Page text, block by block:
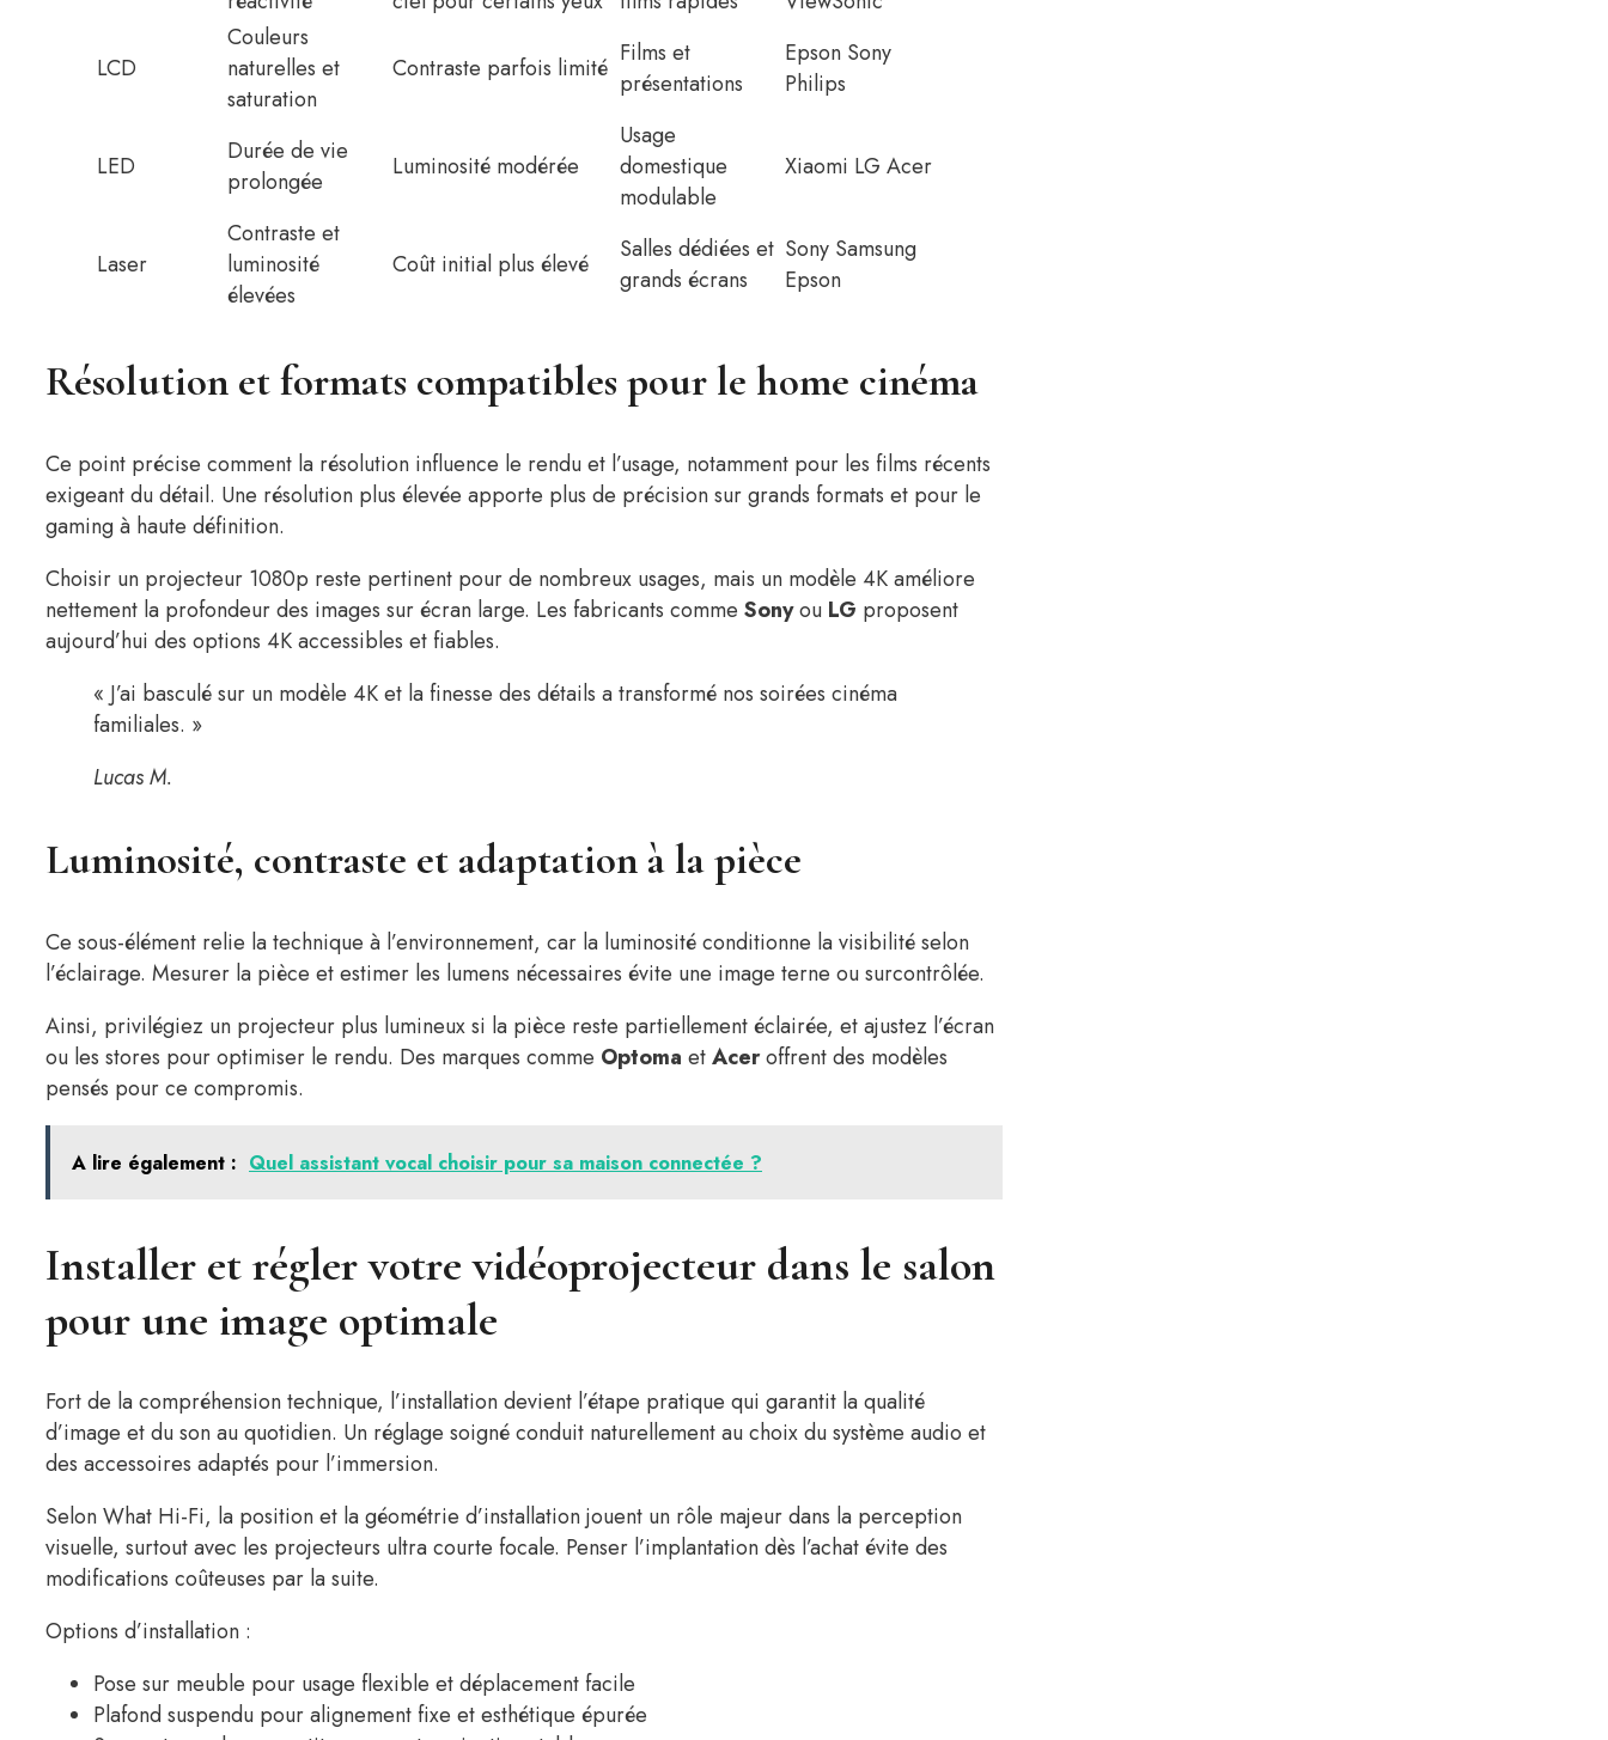
LCD
Couleurs
naturelles et
saturation
Contraste parfois limité Films et
présentations
Epson Sony
Philips
LED
Durée de vie
prolongée
Luminosité modérée
Usage
domestique
modulable
Xiaomi LG Acer
Laser
Contraste et
luminosité
élevées
Coût initial plus élevé
Salles dédiées et
grands écrans
Sony Samsung
Epson
Résolution et formats compatibles pour le home cinéma
Ce point précise comment la résolution influence le rendu et l’usage, notamment pour les films récents
exigeant du détail. Une résolution plus élevée apporte plus de précision sur grands formats et pour le
gaming à haute définition.
Choisir un projecteur 1080p reste pertinent pour de nombreux usages, mais un modèle 4K améliore
nettement la profondeur des images sur écran large. Les fabricants comme Sonyou LG proposent
aujourd’hui des options 4K accessibles et fiables.
« J’ai basculé sur un modèle 4K et la finesse des détails a transformé nos soirées cinéma
familiales. »
Lucas M.
Luminosité, contraste et adaptation à la pièce
Ce sous-élément relie la technique à l’environnement, car la luminosité conditionne la visibilité selon
l’éclairage. Mesurer la pièce et estimer les lumens nécessaires évite une image terne ou surcontrôlée.
Ainsi, privilégiez un projecteur plus lumineux si la pièce reste partiellement éclairée, et ajustez l’écran
ou les stores pour optimiser le rendu. Des marques comme Optoma etAceroffrent des modèles
pensés pour ce compromis.
A lire également : Quel assistant vocal choisir pour sa maison connectée ?
Installer et régler votre vidéoprojecteur dans le salon
pour une image optimale
Fort de la compréhension technique, l’installation devient l’étape pratique qui garantit la qualité
d’image et du son au quotidien. Un réglage soigné conduit naturellement au choix du système audio et
des accessoires adaptés pour l’immersion.
Selon What Hi-Fi, la position et la géométrie d’installation jouent un rôle majeur dans la perception
visuelle, surtout avec les projecteurs ultra courte focale. Penser l’implantation dès l’achat évite des
modifications coûteuses par la suite.
Options d’installation :
Pose sur meuble pour usage flexible et déplacement facile
Plafond suspendu pour alignement fixe et esthétique épurée